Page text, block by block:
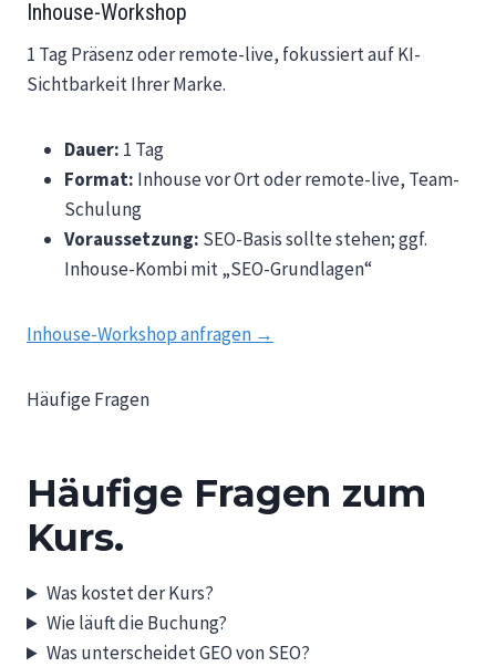
Inhouse-Workshop
1 Tag Präsenz oder remote-live, fokussiert auf KI-
Sichtbarkeit Ihrer Marke.
Dauer: 1 Tag
Format: Inhouse vor Ort oder remote-live, Team-
Schulung
Voraussetzung: SEO-Basis sollte stehen; ggf.
Inhouse-Kombi mit „SEO-Grundlagen“
Inhouse-Workshop anfragen →
Häufige Fragen
Häufige Fragen zum
Kurs.
Was kostet der Kurs?
Wie läuft die Buchung?
Was unterscheidet GEO von SEO?